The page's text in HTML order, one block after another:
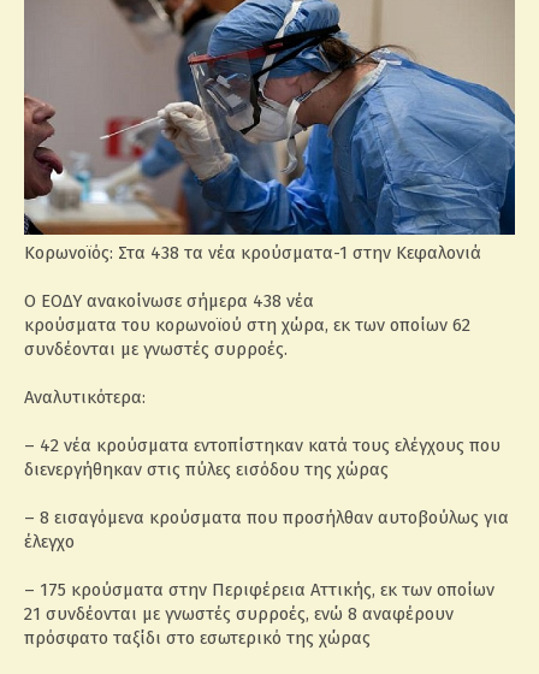
Κορωνοϊός: Στα 438 τα νέα κρούσματα-1 στην Κεφαλονιά
Ο ΕΟΔΥ ανακοίνωσε σήμερα 438 νέα
κρούσματα του κορωνοϊού στη χώρα, εκ των οποίων 62
συνδέονται με γνωστές συρροές.
Αναλυτικότερα:
– 42 νέα κρούσματα εντοπίστηκαν κατά τους ελέγχους που
διενεργήθηκαν στις πύλες εισόδου της χώρας
– 8 εισαγόμενα κρούσματα που προσήλθαν αυτοβούλως για
έλεγχο
– 175 κρούσματα στην Περιφέρεια Αττικής, εκ των οποίων
21 συνδέονται με γνωστές συρροές, ενώ 8 αναφέρουν
πρόσφατο ταξίδι στο εσωτερικό της χώρας